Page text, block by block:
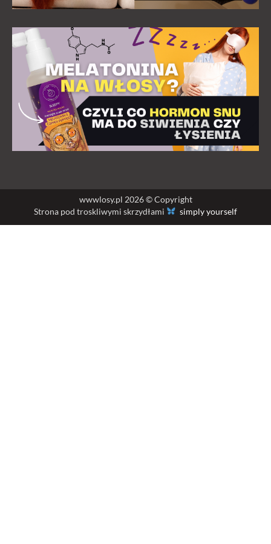
wwwlosy.pl 2026 © Copyright
Strona pod troskliwymi skrzydłami
simply yourself